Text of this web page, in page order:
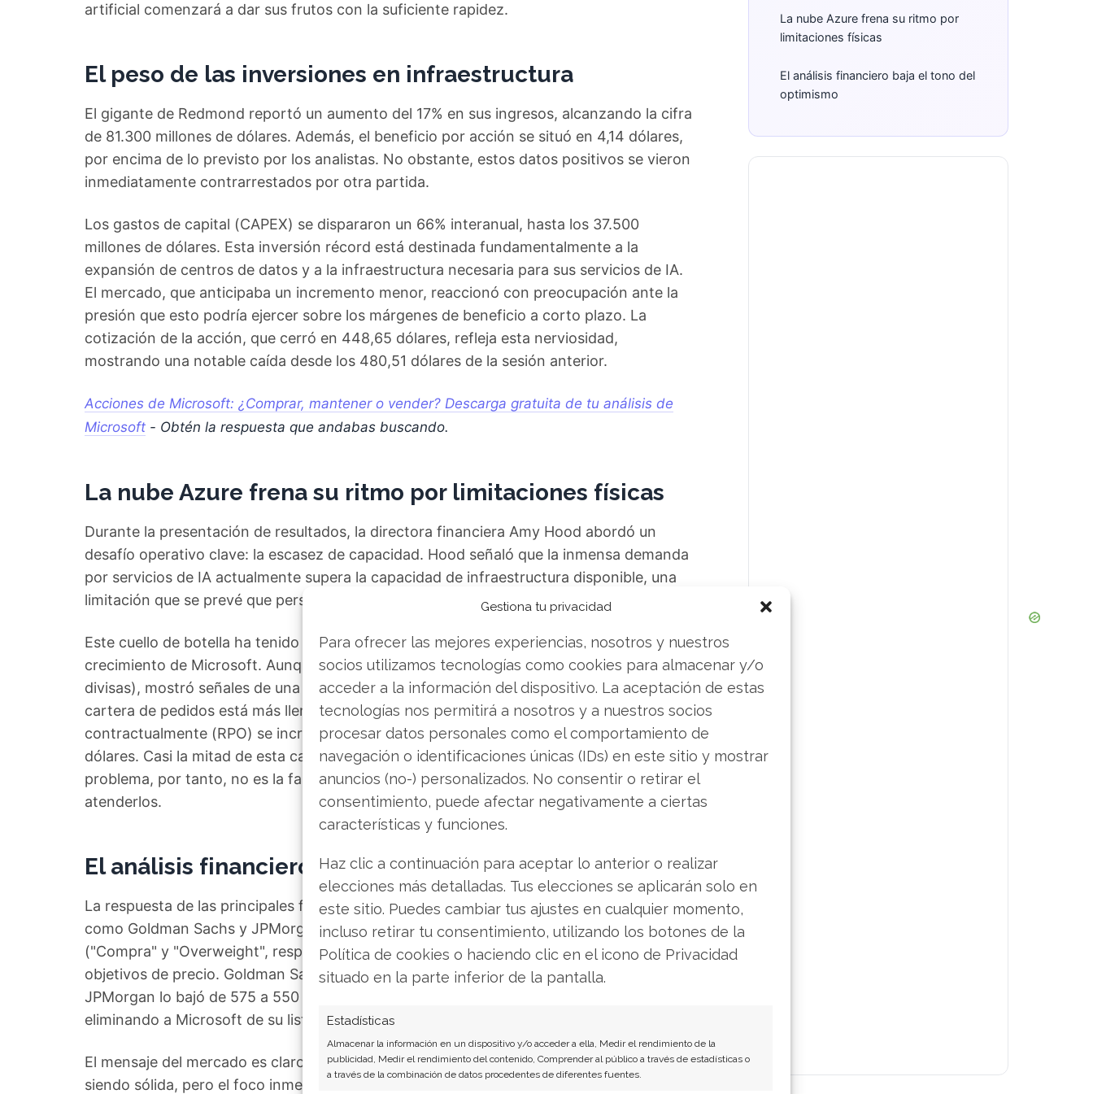
Gestiona tu privacidad
Para ofrecer las mejores experiencias, nosotros y nuestros
socios utilizamos tecnologías como cookies para almacenar y/o
acceder a la información del dispositivo. La aceptación de estas
tecnologías nos permitirá a nosotros y a nuestros socios
procesar datos personales como el comportamiento de
navegación o identificaciones únicas (IDs) en este sitio y mostrar
anuncios (no-) personalizados. No consentir o retirar el
consentimiento, puede afectar negativamente a ciertas
características y funciones.
Haz clic a continuación para aceptar lo anterior o realizar
elecciones más detalladas. Tus elecciones se aplicarán solo en
este sitio. Puedes cambiar tus ajustes en cualquier momento,
incluso retirar tu consentimiento, utilizando los botones de la
Política de cookies o haciendo clic en el icono de Privacidad
situado en la parte inferior de la pantalla.
Estadísticas
Almacenar la información en un dispositivo y/o acceder a ella, Medir el rendimiento de la
publicidad, Medir el rendimiento del contenido, Comprender al público a través de estadísticas o
a través de la combinación de datos procedentes de diferentes fuentes.
artificial comenzará a dar sus frutos con la suficiente rapidez.
El peso de las inversiones en infraestructura
El gigante de Redmond reportó un aumento del 17% en sus ingresos, alcanzando la cifra
de 81.300 millones de dólares. Además, el beneficio por acción se situó en 4,14 dólares,
por encima de lo previsto por los analistas. No obstante, estos datos positivos se vieron
inmediatamente contrarrestados por otra partida.
Los gastos de capital (CAPEX) se dispararon un 66% interanual, hasta los 37.500
millones de dólares. Esta inversión récord está destinada fundamentalmente a la
expansión de centros de datos y a la infraestructura necesaria para sus servicios de IA.
El mercado, que anticipaba un incremento menor, reaccionó con preocupación ante la
presión que esto podría ejercer sobre los márgenes de beneficio a corto plazo. La
cotización de la acción, que cerró en 448,65 dólares, refleja esta nerviosidad,
mostrando una notable caída desde los 480,51 dólares de la sesión anterior.
Acciones de Microsoft: ¿Comprar, mantener o vender? Descarga gratuita de tu análisis de
Microsoft - Obtén la respuesta que andabas buscando.
La nube Azure frena su ritmo por limitaciones físicas
Durante la presentación de resultados, la directora financiera Amy Hood abordó un
desafío operativo clave: la escasez de capacidad. Hood señaló que la inmensa demanda
por servicios de IA actualmente supera la capacidad de infraestructura disponible, una
limitación que se prevé que persista al menos hasta junio de 2026.
Este cuello de botella ha tenido un impacto tangible incluso en Azure, el motor de
crecimiento de Microsoft. Aunque su negocio en la nube creció un 38% (ajustado por
divisas), mostró señales de una ligera desaceleración. La paradoja reside en que la
cartera de pedidos está más llena que nunca. Los ingresos futuros comprometidos
contractualmente (RPO) se incrementaron un 110%, hasta los 625.000 millones de
dólares. Casi la mitad de esta cantidad está vinculada a compromisos con OpenAI. El
problema, por tanto, no es la falta de clientes, sino la disponibilidad de hardware para
atenderlos.
El análisis financiero baja el tono del optimismo
La respuesta de las principales firmas de análisis no se hizo esperar. Aunque bancos
como Goldman Sachs y JPMorgan mantuvieron sus recomendaciones positivas
("Compra" y "Overweight", respectivamente), recortaron de forma significativa sus
objetivos de precio. Goldman Sachs lo redujo de 655 a 600 dólares, mientras que
JPMorgan lo bajó de 575 a 550 dólares. Morgan Stanley fue un paso más allá,
eliminando a Microsoft de su lista de "Top Pick".
El mensaje del mercado es claro y unánime. La narrativa de inversión a largo plazo sigue
siendo sólida, pero el foco inmediato ha cambiado. La prioridad ya no es solo el
La nube Azure frena su ritmo por
limitaciones físicas
El análisis financiero baja el tono del
optimismo